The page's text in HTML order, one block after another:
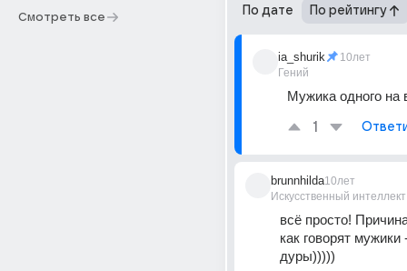
Смотреть все По дате По рейтингу
ia_shurik
Гений
10лет
Мужика одного на
1
brunnhilda
Искусственный интеллект
10лет
всё просто!
как говорят
дуры)))))